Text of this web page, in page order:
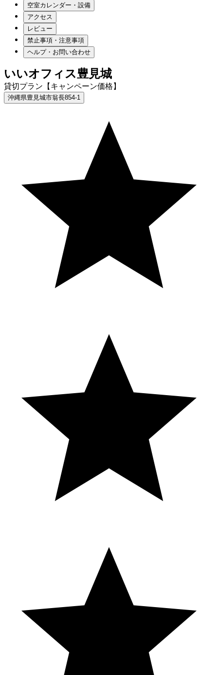
空室カレンダー・設備
アクセス
レビュー
禁止事項・注意事項
ヘルプ・お問い合わせ
いいオフィス豊見城
貸切プラン【キャンペーン価格】
沖縄県豊見城市翁長854-1